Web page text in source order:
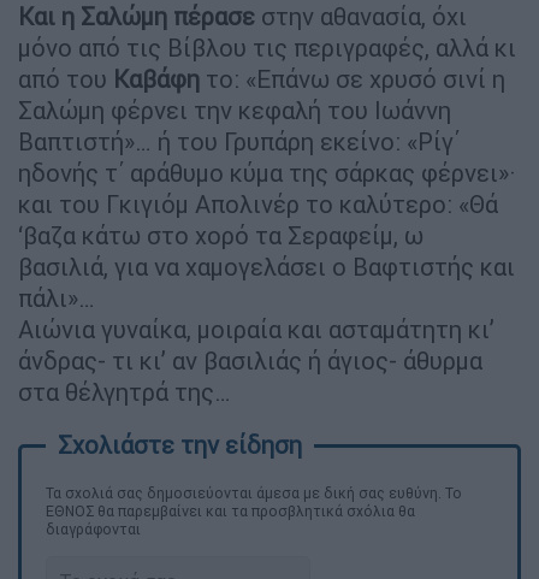
Και η Σαλώμη πέρασε στην αθανασία, όχι
μόνο από τις Βίβλου τις περιγραφές, αλλά κι
από του Καβάφη το: «Επάνω σε χρυσό σινί η
Σαλώμη φέρνει την κεφαλή του Ιωάννη
Βαπτιστή»… ή του Γρυπάρη εκείνο: «Ρίγ΄
ηδονής τ΄ αράθυμο κύμα της σάρκας φέρνει»·
και του Γκιγιόμ Απολινέρ το καλύτερο: «Θά
‘βαζα κάτω στο χορό τα Σεραφείμ, ω
βασιλιά, για να χαμογελάσει ο Βαφτιστής και
πάλι»…
Αιώνια γυναίκα, μοιραία και ασταμάτητη κι’
άνδρας- τι κι’ αν βασιλιάς ή άγιος- άθυρμα
στα θέλγητρά της…
Τα σχολιά σας δημοσιεύονται άμεσα με δική σας ευθύνη. Το
ΕΘΝΟΣ θα παρεμβαίνει και τα προσβλητικά σχόλια θα
διαγράφονται